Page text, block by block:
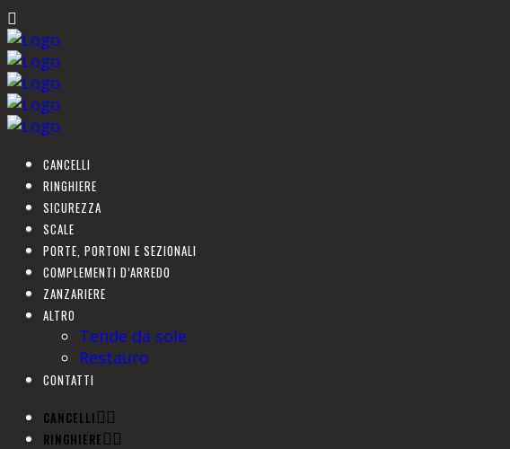
CANCELLI
RINGHIERE
SICUREZZA
SCALE
PORTE, PORTONI E SEZIONALI
COMPLEMENTI D’ARREDO
ZANZARIERE
ALTRO
Tende da sole
Restauro
CONTATTI
CANCELLI
RINGHIERE